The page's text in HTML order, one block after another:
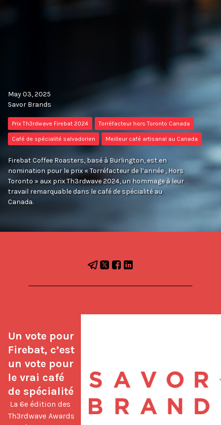
May 03, 2025
Savor Brands
Prix Th3rdwave Firebat 2024 Torréfacteur hors Toronto Canada
Café de spécialité salvadorien Meilleur café artisanal au Canada
Firebat Coffee Roasters, basé à Burlington, est en
nomination pour le prix « Torréfacteur de l’année , Hors
Toronto » aux prix Th3rdwave 2024, un hommage à leur
travail remarquable dans le café de spécialité au
Canada.
Un vote pour
Firebat, c’est
un vote pour
le vrai café
de spécialité
Th3rdwave Awards